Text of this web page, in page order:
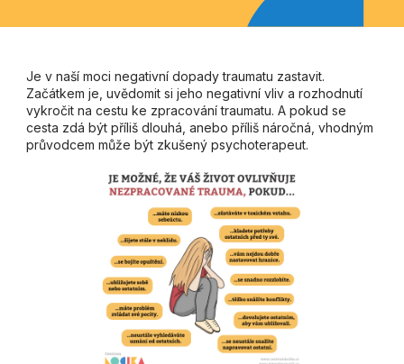
Je v naší moci negativní dopady traumatu zastavit.
Začátkem je, uvědomit si jeho negativní vliv a rozhodnutí
vykročit na cestu ke zpracování traumatu. A pokud se
cesta zdá být příliš dlouhá, anebo příliš náročná, vhodným
průvodcem může být zkušený psychoterapeut.